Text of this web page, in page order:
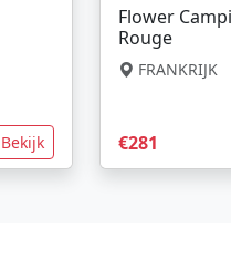
Bekijk
Flower
Rouge
FRANKRIJK
€281